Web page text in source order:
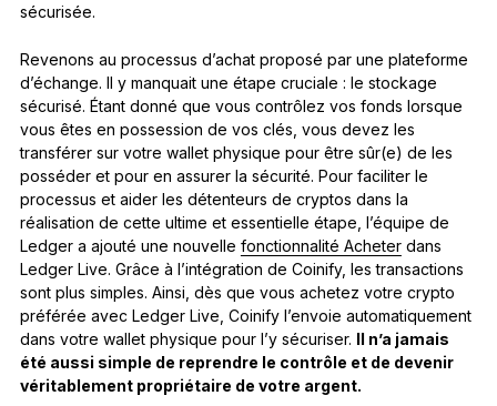
sécurisée.
Revenons au processus d’achat proposé par une plateforme
d’échange. Il y manquait une étape cruciale : le stockage
sécurisé. Étant donné que vous contrôlez vos fonds lorsque
vous êtes en possession de vos clés, vous devez les
transférer sur votre wallet physique pour être sûr(e) de les
posséder et pour en assurer la sécurité. Pour faciliter le
processus et aider les détenteurs de cryptos dans la
réalisation de cette ultime et essentielle étape, l’équipe de
Ledger a ajouté une nouvelle fonctionnalité Acheterdans
Ledger Live. Grâce à l’intégration de Coinify, les transactions
sont plus simples. Ainsi, dès que vous achetez votre crypto
préférée avec Ledger Live, Coinify l’envoie automatiquement
dans votre wallet physique pour l’y sécuriser. Il n’a jamais
été aussi simple de reprendre le contrôle et de devenir
véritablement propriétaire de votre argent.